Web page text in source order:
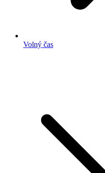
Volný čas